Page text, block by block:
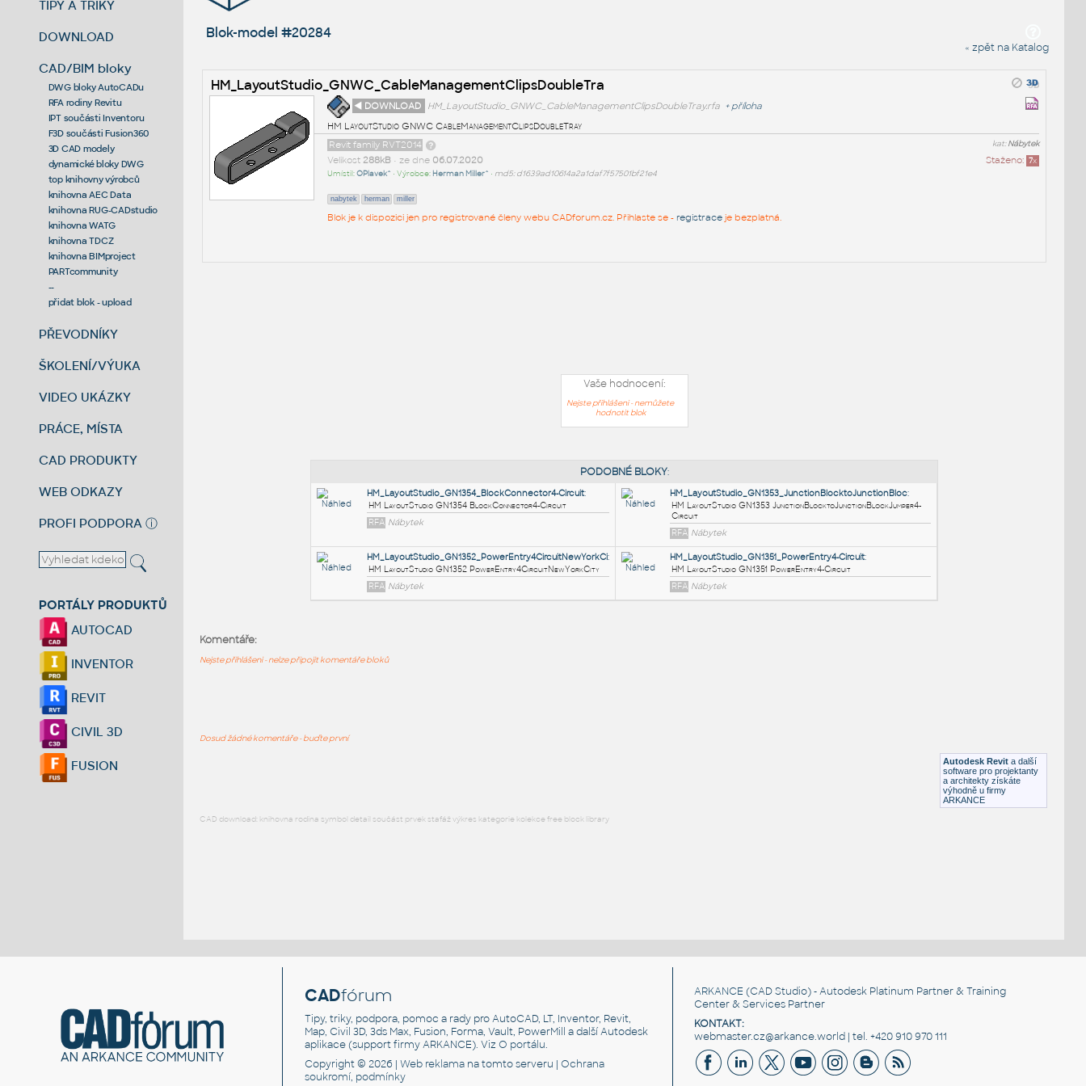
TIPY A TRIKY
DOWNLOAD
CAD/BIM bloky
DWG bloky AutoCADu
RFA rodiny Revitu
IPT součásti Inventoru
F3D součásti Fusion360
3D CAD modely
dynamické bloky DWG
top knihovny výrobců
knihovna AEC Data
knihovna RUG-CADstudio
knihovna WATG
knihovna TDCZ
knihovna BIMproject
PARTcommunity
--
přidat blok - upload
PŘEVODNÍKY
ŠKOLENÍ/VÝUKA
VIDEO UKÁZKY
PRÁCE, MÍSTA
CAD PRODUKTY
WEB ODKAZY
PROFI PODPORA ⓘ
PORTÁLY PRODUKTŮ
AUTOCAD
INVENTOR
REVIT
CIVIL 3D
FUSION
Blok-model #20284
« zpět na Katalog
HM_LayoutStudio_GNWC_CableManagementClipsDoubleTra
◄ DOWNLOAD HM_LayoutStudio_GNWC_CableManagementClipsDoubleTray.rfa + příloha
HM LayoutStudio GNWC CableManagementClipsDoubleTray
kat:Nábytek
Revit family RVT2014
Staženo: 7x
Velikost 288kB• ze dne 06.07.2020
Umístil:OPlavek^ • Výrobce: Herman Miller^ • md5: d1639ad10614a2a1daf7f57501bf21e4
nabytek herman miller
Blok je k dispozici jen pro registrované členy webu CADforum.cz. Přihlaste se - registraceje bezplatná.
Vaše hodnocení:
Nejste přihlášeni - nemůžete
hodnotit blok
Autodesk Revit a další
software pro projektanty
a architekty získáte
výhodně u firmy
ARKANCE
Komentáře:
Nejste přihlášeni - nelze připojit komentáře bloků
Dosud žádné komentáře - buďte první
CAD download: knihovna rodina symbol detail součást prvek stafáž výkres kategorie kolekce free block library
CADfórum
Tipy, triky, podpora, pomoc a rady pro AutoCAD, LT, Inventor, Revit,
Map, Civil 3D, 3ds Max, Fusion, Forma, Vault, PowerMill a další Autodesk
aplikace (support firmy ARKANCE). VizO portálu.
Copyright © 2026 |Web reklama na tomto serveru |Ochrana
soukromí, podmínky
ARKANCE (CAD Studio) - Autodesk Platinum Partner & Training
Center & Services Partner
KONTAKT:
webmaster.cz@arkance.world | tel. +420 910 970 111